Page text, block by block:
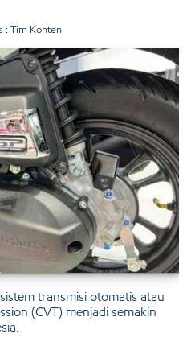
: Tim Konten
transmisi otomatis atau
(CVT) menjadi semakin